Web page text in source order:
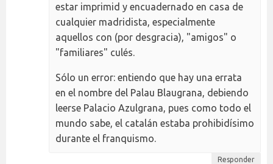
estar imprimid y encuadernado en casa de
cualquier madridista, especialmente
aquellos con (por desgracia), "amigos" o
"familiares" culés.
Sólo un error: entiendo que hay una errata
en el nombre del Palau Blaugrana, debiendo
leerse Palacio Azulgrana, pues como todo el
mundo sabe, el catalán estaba prohibidísimo
durante el franquismo.
Responder